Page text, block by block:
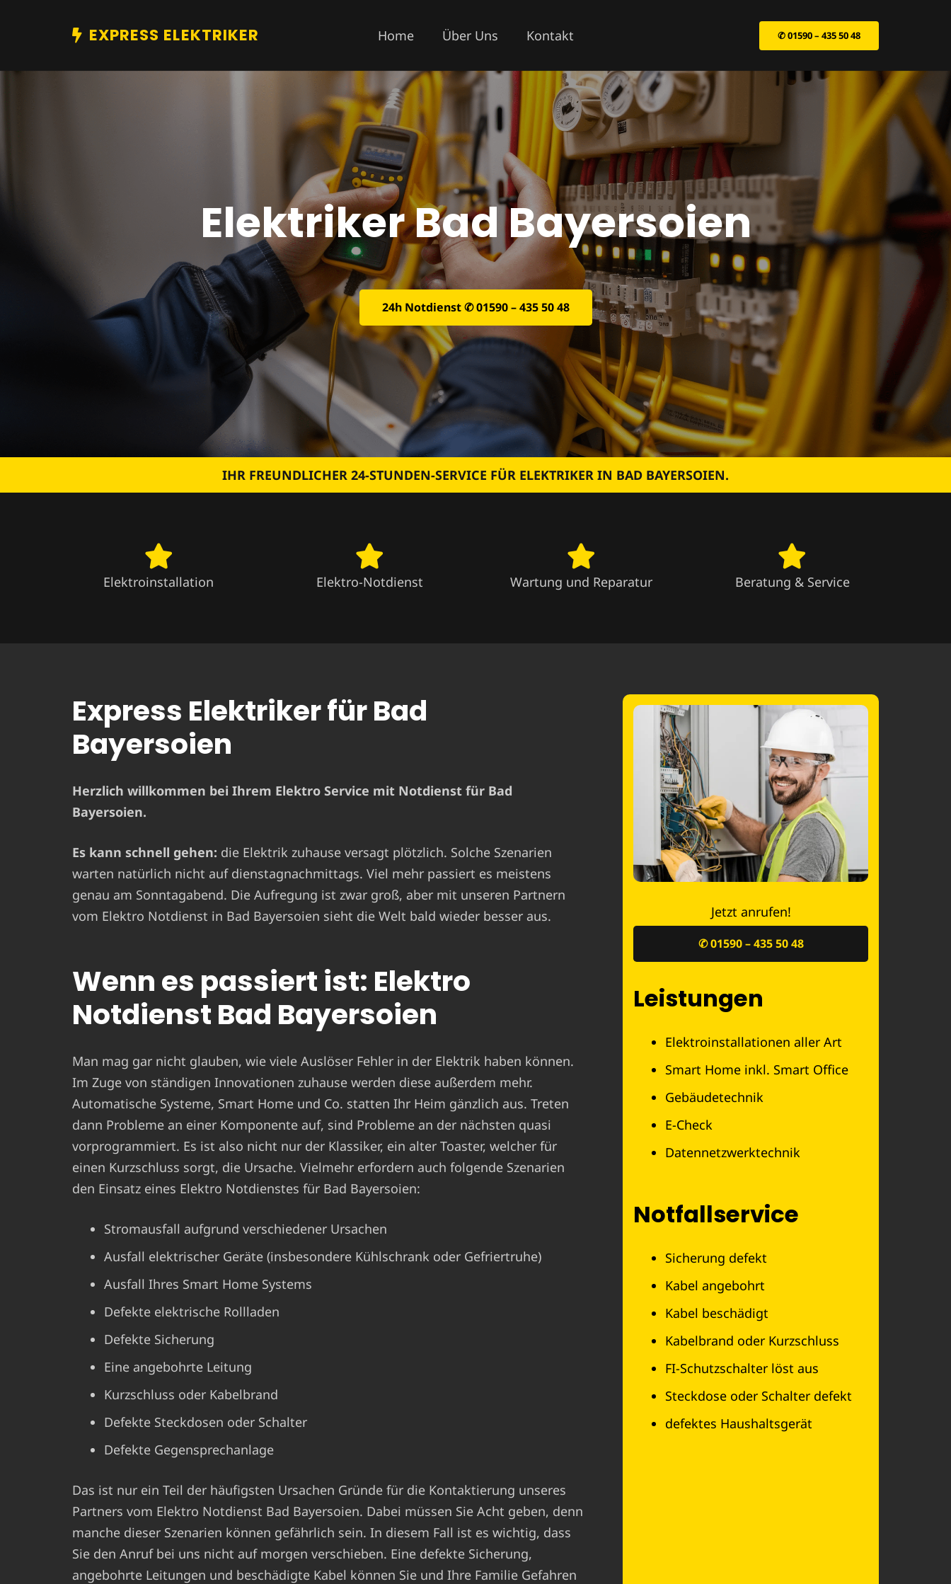
EXPRESS ELEKTRIKER Home Über Uns Kontakt ✆ 01590 – 435 50 48
Elektriker Bad Bayersoien
24h Notdienst ✆ 01590 – 435 50 48
IHR FREUNDLICHER 24-STUNDEN-SERVICE FÜR ELEKTRIKER IN BAD BAYERSOIEN.
Elektroinstallation Elektro-Notdienst Wartung und Reparatur Beratung & Service
Express Elektriker für Bad
Bayersoien
Herzlich willkommen bei Ihrem Elektro Service mit Notdienst für Bad
Bayersoien.
Es kann schnell gehen: die Elektrik zuhause versagt plötzlich. Solche Szenarien
warten natürlich nicht auf dienstagnachmittags. Viel mehr passiert es meistens
genau am Sonntagabend. Die Aufregung ist zwar groß, aber mit unseren Partnern
vom Elektro Notdienst in Bad Bayersoien sieht die Welt bald wieder besser aus.
Wenn es passiert ist: Elektro
Notdienst Bad Bayersoien
Man mag gar nicht glauben, wie viele Auslöser Fehler in der Elektrik haben können.
Im Zuge von ständigen Innovationen zuhause werden diese außerdem mehr.
Automatische Systeme, Smart Home und Co. statten Ihr Heim gänzlich aus. Treten
dann Probleme an einer Komponente auf, sind Probleme an der nächsten quasi
vorprogrammiert. Es ist also nicht nur der Klassiker, ein alter Toaster, welcher für
einen Kurzschluss sorgt, die Ursache. Vielmehr erfordern auch folgende Szenarien
den Einsatz eines Elektro Notdienstes für Bad Bayersoien:
Stromausfall aufgrund verschiedener Ursachen
Ausfall elektrischer Geräte (insbesondere Kühlschrank oder Gefriertruhe)
Ausfall Ihres Smart Home Systems
Defekte elektrische Rollladen
Defekte Sicherung
Eine angebohrte Leitung
Kurzschluss oder Kabelbrand
Defekte Steckdosen oder Schalter
Defekte Gegensprechanlage
Das ist nur ein Teil der häufigsten Ursachen Gründe für die Kontaktierung unseres
Partners vom Elektro Notdienst Bad Bayersoien. Dabei müssen Sie Acht geben, denn
manche dieser Szenarien können gefährlich sein. In diesem Fall ist es wichtig, dass
Sie den Anruf bei uns nicht auf morgen verschieben. Eine defekte Sicherung,
angebohrte Leitungen und beschädigte Kabel können Sie und Ihre Familie Gefahren
Jetzt anrufen!
✆ 01590 – 435 50 48
Leistungen
Elektroinstallationen aller Art
Smart Home inkl. Smart Office
Gebäudetechnik
E-Check
Datennetzwerktechnik
Notfallservice
Sicherung defekt
Kabel angebohrt
Kabel beschädigt
Kabelbrand oder Kurzschluss
FI-Schutzschalter löst aus
Steckdose oder Schalter defekt
defektes Haushaltsgerät